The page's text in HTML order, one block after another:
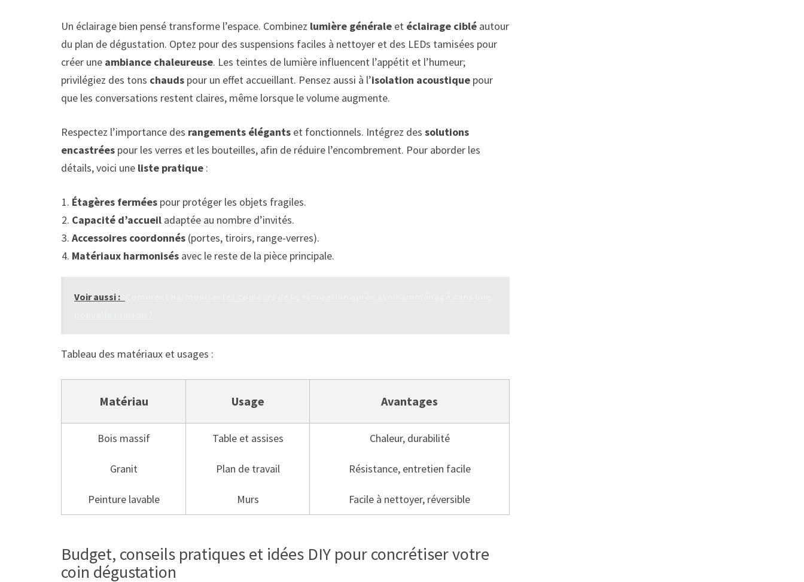
Un éclairage bien pensé transforme l’espace. Combinez lumière générale et éclairage ciblé autour
du plan de dégustation. Optez pour des suspensions faciles à nettoyer et des LEDs tamisées pour
créer une ambiance chaleureuse. Les teintes de lumière influencent l’appétit et l’humeur;
privilégiez des tons chauds pour un effet accueillant. Pensez aussi à l’isolation acoustique pour
que les conversations restent claires, même lorsque le volume augmente.
Respectez l’importance des rangements élégants et fonctionnels. Intégrez des solutions
encastrées pour les verres et les bouteilles, afin de réduire l’encombrement. Pour aborder les
détails, voici une liste pratique :
Étagères fermées pour protéger les objets fragiles.
Capacité d’accueil adaptée au nombre d’invités.
Accessoires coordonnés (portes, tiroirs, range-verres).
Matériaux harmonisés avec le reste de la pièce principale.
Voir aussi :
Tableau des matériaux et usages :
Matériau Usage Avantages
Bois massif Table et assises Chaleur, durabilité
Granit Plan de travail Résistance, entretien facile
Peinture lavable Murs Facile à nettoyer, réversible
Budget, conseils pratiques et idées DIY pour concrétiser votre
coin dégustation